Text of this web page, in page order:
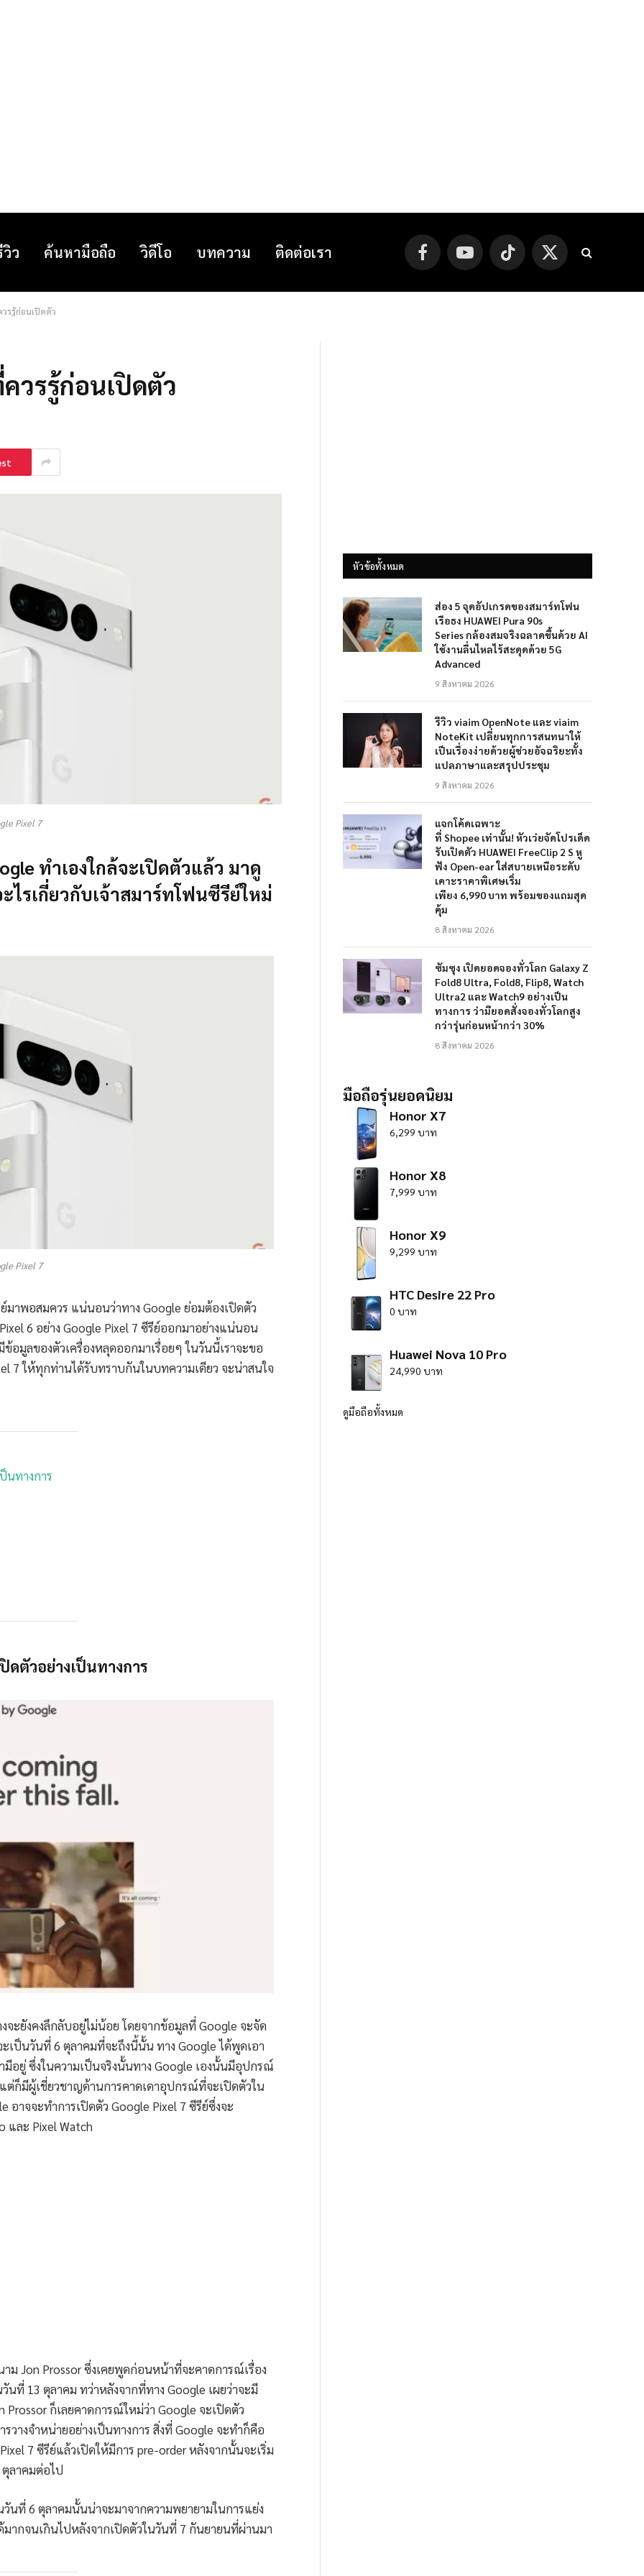
วิว ค้นหามือถือ วิดีโอ บทความ ติดต่อเรา FacebookYouTube TikTok
X
(Twitter)
รรู้ก่อนเปิดตัว
วรรู้ก่อนเปิดตัว
Pixel 7
ทำเองใกล้จะเปิดตัวแล้ว มาดู
รเกี่ยวกับเจ้าสมาร์ทโฟนซีรีย์ใหม่
Pixel 7
มาพอสมควร แน่นอนว่าทาง Google ย่อมต้องเปิดตัว
6 อย่าง Google Pixel 7 ซีรีย์ออกมาอย่างแน่นอน
อมูลของตัวเครื่องหลุดออกมาเรื่อยๆ ในวันนี้เราจะขอ
7 ให้ทุกท่านได้รับทราบกันในบทความเดียว จะน่าสนใจ
นทางการ
ดตัวอย่างเป็นทางการ
ะยังคงลึกลับอยู่ไม่น้อย โดยจากข้อมูลที่ Google จะจัด
เป็นวันที่ 6 ตุลาคมที่จะถึงนี้นั้น ทาง Google ได้พูดเอา
ยู่ ซึ่งในความเป็นจริงนั้นทาง Google เองนั้นมีอุปกรณ์
ต่ก็มีผู้เชี่ยวชาญด้านการคาดเดาอุปกรณ์ที่จะเปิดตัวใน
อาจจะทำการเปิดตัว Google Pixel 7 ซีรีย์ซึ่งจะ
และ Pixel Watch
Jon Prossor ซึ่งเคยพูดก่อนหน้าที่จะคาดการณ์เรื่อง
นที่ 13 ตุลาคม ทว่าหลังจากที่ทาง Google เผยว่าจะมี
ก็เลยคาดการณ์ใหม่ว่า Google จะเปิดตัว
วางจำหน่ายอย่างเป็นทางการ สิ่งที่ Google จะทำก็คือ
7 ซีรีย์แล้วเปิดให้มีการ pre-order หลังจากนั้นจะเริ่ม
ลาคมต่อไป
นที่ 6 ตุลาคมนั้นน่าจะมาจากความพยายามในการแย่ง
มากจนเกินไปหลังจากเปิดตัวในวันที่ 7 กันยายนที่ผ่านมา
หัวข้อทั้งหมด
ส่อง 5 จุดอัปเกรดของสมาร์ทโฟน
เรือธง HUAWEI Pura 90s
Series กล้องสมจริงฉลาดขึ้นด้วย AI
ใช้งานลื่นไหลไร้สะดุดด้วย 5G
Advanced
9 สิงหาคม 2026
รีวิว viaim OpenNote และ viaim
NoteKit เปลี่ยนทุกการสนทนาให้
เป็นเรื่องง่ายด้วยผู้ช่วยอัจฉริยะทั้ง
แปลภาษาและสรุปประชุม
9 สิงหาคม 2026
แจกโค้ดเฉพาะ
ที่ Shopee เท่านั้น! หัวเว่ยจัดโปรเด็ด
รับเปิดตัว HUAWEI FreeClip 2 S หู
ฟัง Open-ear ใส่สบายเหนือระดับ
เคาะราคาพิเศษเริ่ม
เพียง 6,990 บาท พร้อมของแถมสุด
คุ้ม
8 สิงหาคม 2026
ซัมซุง เปิดยอดจองทั่วโลก Galaxy Z
Fold8 Ultra, Fold8, Flip8, Watch
Ultra2 และ Watch9 อย่างเป็น
ทางการ ว่ามียอดสั่งจองทั่วโลกสูง
กว่ารุ่นก่อนหน้ากว่า 30%
8 สิงหาคม 2026
มือถือรุ่นยอดนิยม
Honor X7
6,299 บาท
Honor X8
7,999 บาท
Honor X9
9,299 บาท
HTC Desire 22 Pro
0 บาท
Huawei Nova 10 Pro
24,990 บาท
ดูมือถือทั้งหมด